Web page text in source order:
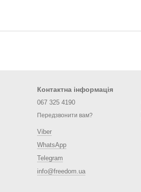
Контактна інформація
067 325 4190
Передзвонити вам?
Viber
WhatsApp
Telegram
info@freedom.ua